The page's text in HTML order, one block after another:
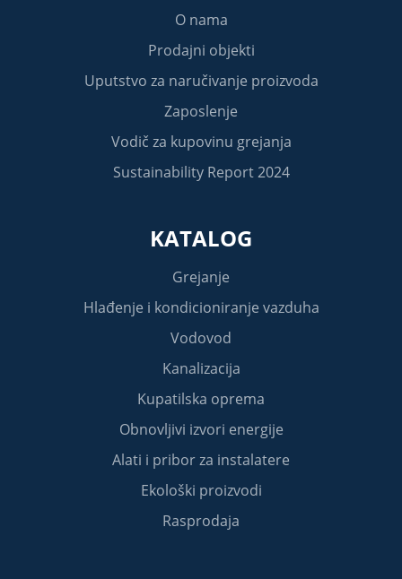
O nama
Prodajni objekti
Uputstvo za naručivanje proizvoda
Zaposlenje
Vodič za kupovinu grejanja
Sustainability Report 2024
KATALOG
Grejanje
Hlađenje i kondicioniranje vazduha
Vodovod
Kanalizacija
Kupatilska oprema
Obnovljivi izvori energije
Alati i pribor za instalatere
Ekološki proizvodi
Rasprodaja